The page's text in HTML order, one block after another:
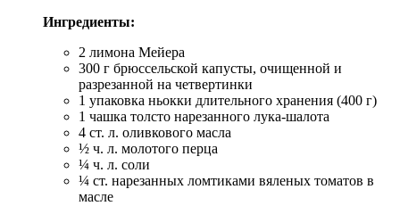
Ингредиенты:
2 лимона Мейера
300 г брюссельской капусты, очищенной и
разрезанной на четвертинки
1 упаковка ньокки длительного хранения (400 г)
1 чашка толсто нарезанного лука-шалота
4 ст. л. оливкового масла
½ ч. л. молотого перца
¼ ч. л. соли
¼ ст. нарезанных ломтиками вяленых томатов в
масле